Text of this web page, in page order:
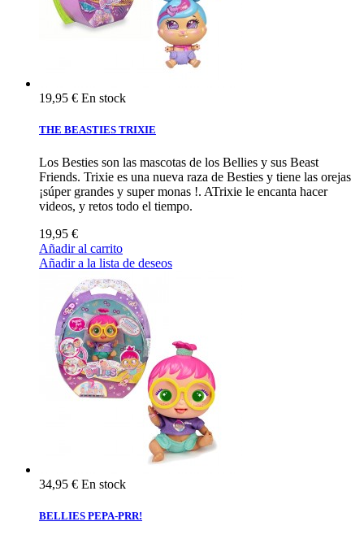
19,95 € En stock
THE BEASTIES TRIXIE
Los Besties son las mascotas de los Bellies y sus Beast
Friends. Trixie es una nueva raza de Besties y tiene las orejas
¡súper grandes y super monas !. ATrixie le encanta hacer
videos, y retos todo el tiempo.
19,95 €
Añadir al carrito
Añadir a la lista de deseos
34,95 € En stock
BELLIES PEPA-PRR!